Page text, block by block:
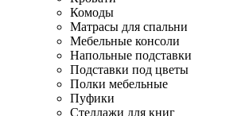
Комоды
Матрасы для спальни
Мебельные консоли
Напольные подставки
Подставки под цветы
Полки мебельные
Пуфики
Стеллажи для книг